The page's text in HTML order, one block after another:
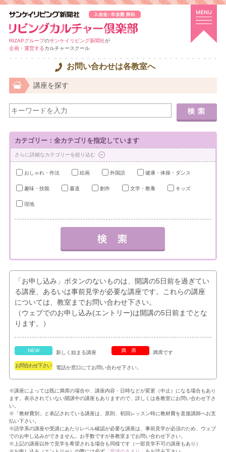
RIZAPグループのサンケイリビング新聞社が
企画・運営するカルチャースクール
お問い合わせは各教室へ
講座を探す
カテゴリー：全カテゴリを指定しています
さらに詳細なカテゴリーを絞り込む
おしゃれ・作法 絵画 外国語 健康・体操・ダンス
趣味・技能 書道 創作 文学・教養 キッズ
現地
「お申し込み」ボタンのないものは、開講の5日前を過ぎてい
る講座、あるいは事前見学が必要な講座です。これらの講座
については、教室までお問い合わせ下さい。
（ウェブでのお申し込み(エントリー)は開講の5日前までとな
ります。）
NEW 新しく始まる講座 満席 満席です
お問合わせ下さい 電話か窓口にてお問い合わせ下さい。
※講座によっては既に満席の場合や、講座内容・日時などが変更（中止）になる場合もあり
ます。表示されていない開講中の講座もありますので、詳しくは各教室にお問い合わせ下さ
い。
※「教材費別」と表記されている講座は、原則、初回レッスン時に教材費を直接講師へお支
払い下さい。
※語学系の講座や受講にあたりレベル確認が必要な講座は、事前見学が必須のため、ウェブ
でのお申し込みができません。お手数ですが各教室までお問い合わせ下さい。
※上記の講座以外で見学を希望される場合も同様です（一部見学不可の講座もあり）